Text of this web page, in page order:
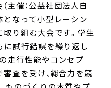
主催：公益社団法人自
となって小型レーシン
取り組む大会です。学生
に試行錯誤を繰り返し
走行性能やコンセプ
審査を受け、総合力を競